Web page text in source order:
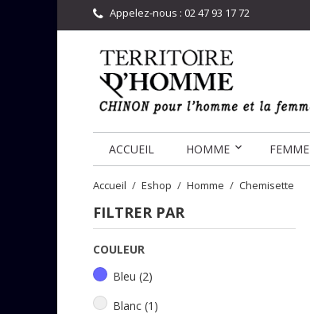
Appelez-nous : 02 47 93 17 72
ACCUEIL HOMME FEMME
Accueil Eshop Homme Chemisette
FILTRER PAR
COULEUR
Bleu (2)
Blanc (1)